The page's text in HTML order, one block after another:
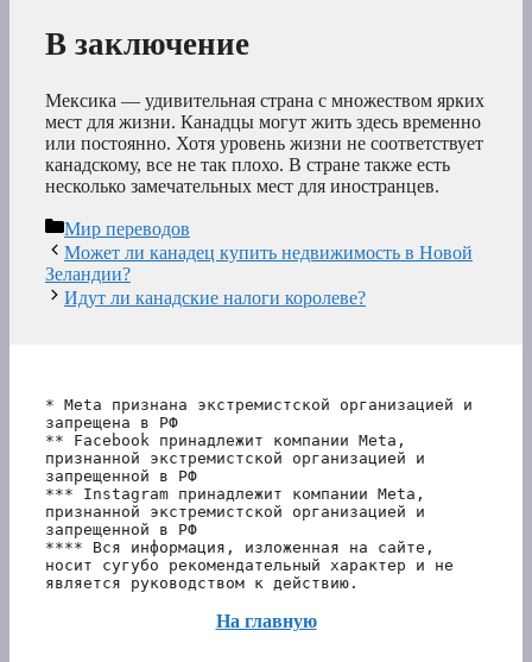
В заключение
Мексика — удивительная страна с множеством ярких
мест для жизни. Канадцы могут жить здесь временно
или постоянно. Хотя уровень жизни не соответствует
канадскому, все не так плохо. В стране также есть
несколько замечательных мест для иностранцев.
Рубрики
Мир переводов
Может ли канадец купить недвижимость в Новой
Зеландии?
Идут ли канадские налоги королеве?
* Meta признана экстремистской организацией и
запрещена в РФ
** Facebook принадлежит компании Meta,
признанной экстремистской организацией и
запрещенной в РФ
*** Instagram принадлежит компании Meta,
признанной экстремистской организацией и
запрещенной в РФ
**** Вся информация, изложенная на сайте,
носит сугубо рекомендательный характер и не
является руководством к действию.
На главную